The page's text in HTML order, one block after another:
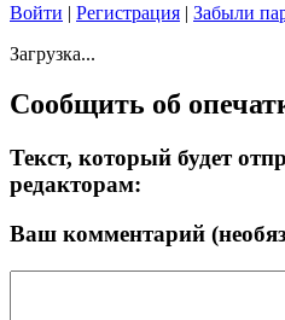
Войти | Регистрация | Забыли
Загрузка...
Сообщить об
Текст, который будет
редакторам:
Ваш комментарий